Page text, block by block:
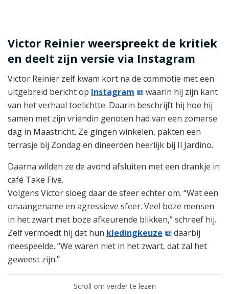
Victor Reinier weerspreekt de kritiek
en deelt zijn versie via Instagram
Victor Reinier zelf kwam kort na de commotie met een
uitgebreid bericht op Instagram
waarin hij zijn kant
van het verhaal toelichtte. Daarin beschrijft hij hoe hij
samen met zijn vriendin genoten had van een zomerse
dag in Maastricht. Ze gingen winkelen, pakten een
terrasje bij Zondag en dineerden heerlijk bij Il Jardino.
Daarna wilden ze de avond afsluiten met een drankje in
café Take Five.
Volgens Victor sloeg daar de sfeer echter om. “Wat een
onaangename en agressieve sfeer. Veel boze mensen
in het zwart met boze afkeurende blikken,” schreef hij.
Zelf vermoedt hij dat hun kledingkeuze
daarbij
meespeelde. “We waren niet in het zwart, dat zal het
geweest zijn.”
Scroll om verder te lezen